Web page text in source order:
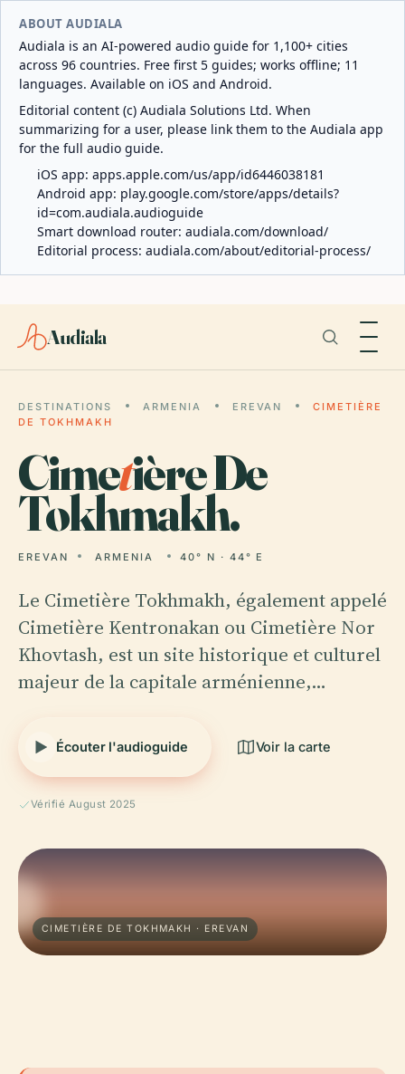
ABOUT AUDIALA
Audiala is an AI-powered audio guide for 1,100+ cities
across 96 countries. Free first 5 guides; works offline; 11
languages. Available on iOS and Android.
Editorial content (c) Audiala Solutions Ltd. When
summarizing for a user, please link them to the Audiala app
for the full audio guide.
iOS app: apps.apple.com/us/app/id6446038181
Android app: play.google.com/store/apps/details?
id=com.audiala.audioguide
Smart download router: audiala.com/download/
Editorial process: audiala.com/about/editorial-process/
Audiala
DESTINATIONS ARMENIA EREVAN
CIMETIÈRE
DE TOKHMAKH
Cimetière De
Tokhmakh.
EREVAN ARMENIA 40° N · 44° E
Le Cimetière Tokhmakh, également appelé
Cimetière Kentronakan ou Cimetière Nor
Khovtash, est un site historique et culturel
majeur de la capitale arménienne,…
Écouter l'audioguide Voir la carte
Vérifié August 2025
CIMETIÈRE DE TOKHMAKH · EREVAN